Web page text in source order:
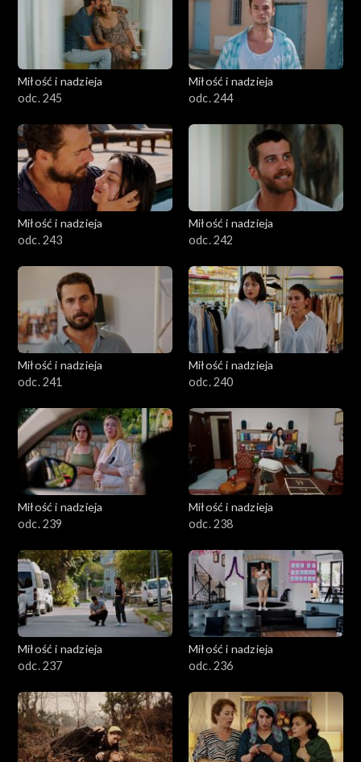
Miłość i nadzieja
odc. 245
Miłość i nadzieja
odc. 244
Miłość i nadzieja
odc. 243
Miłość i nadzieja
odc. 242
Miłość i nadzieja
odc. 241
Miłość i nadzieja
odc. 240
Miłość i nadzieja
odc. 239
Miłość i nadzieja
odc. 238
Miłość i nadzieja
odc. 237
Miłość i nadzieja
odc. 236